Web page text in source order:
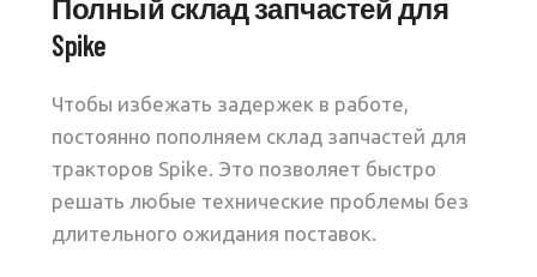
Полный склад запчастей для
Spike
Чтобы избежать задержек в работе,
постоянно пополняем склад запчастей для
тракторов Spike. Это позволяет быстро
решать любые технические проблемы без
длительного ожидания поставок.